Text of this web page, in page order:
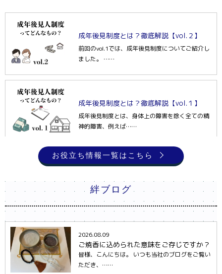
成年後見制度とは？徹底解説【vol.２】
前回のvol.1では、成年後見制度についてご紹介し
ました。 ……
成年後見制度とは？徹底解説【vol.１】
成年後見制度とは、身体上の障害を除く全ての精
神的障害、例えば……
家族信託は、財産管理を託したいご……
身寄りがないお一人様高齢者はどこに相談
す……
身寄りのないお一人様高齢者の方は、やるべき対
お役立ち情報一覧はこちら
絆ブログ
2026.08.09
ご焼香に込められた意味をご存じですか？
皆様、こんにちは。 いつも当社のブログをご覧い
ただき、……